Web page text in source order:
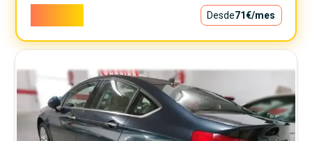
Desde71€/mes